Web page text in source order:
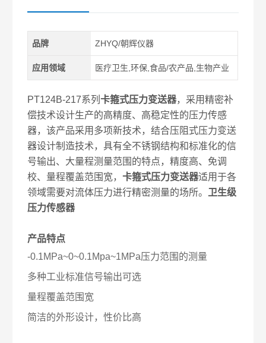
品牌 ZHYQ/朝辉仪器
应用领域 医疗卫生,环保,食品/农产品,生物产业
PT124B-217系列卡箍式压力变送器，采用精密补
偿技术设计生产的高精度、高稳定性的压力传感
器，该产品采用多项新技术，结合压阻式压力变送
器设计制造技术，具有全不锈钢结构和标准化的信
号输出、大量程测量范围的特点，精度高、免调
校、量程覆盖范围宽，卡箍式压力变送器适用于各
领域需要对流体压力进行精密测量的场所。 卫生级
压力传感器
产品特点
-0.1MPa~0~0.1Mpa~1MPa压力范围的测量
多种工业标准信号输出可选
量程覆盖范围宽
简洁的外形设计，性价比高